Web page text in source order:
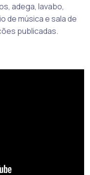
adega, lavabo,
de música e sala de
publicadas.